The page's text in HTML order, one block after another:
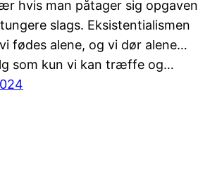
hvis man påtager sig opgaven
slags. Eksistentialismen
fødes alene, og vi dør alene…
som kun vi kan træffe og…